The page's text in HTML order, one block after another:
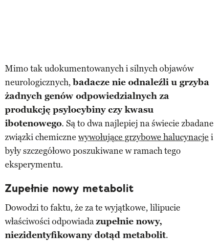
Mimo tak udokumentowanych i silnych objawów
neurologicznych,badacze nie odnaleźli u grzyba
żadnych genów odpowiedzialnych za
produkcję psylocybiny czy kwasu
ibotenowego. Są to dwa najlepiej na świecie zbadane
związki chemiczne wywołujące grzybowe halucynacje i
były szczegółowo poszukiwane w ramach tego
eksperymentu.
Zupełnie nowy metabolit
Dowodzi to faktu, że za te wyjątkowe, lilipucie
właściwości odpowiadazupełnie nowy,
niezidentyfikowany dotąd metabolit.